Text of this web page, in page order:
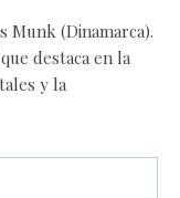
Munk (Dinamarca).
destaca en la
y la